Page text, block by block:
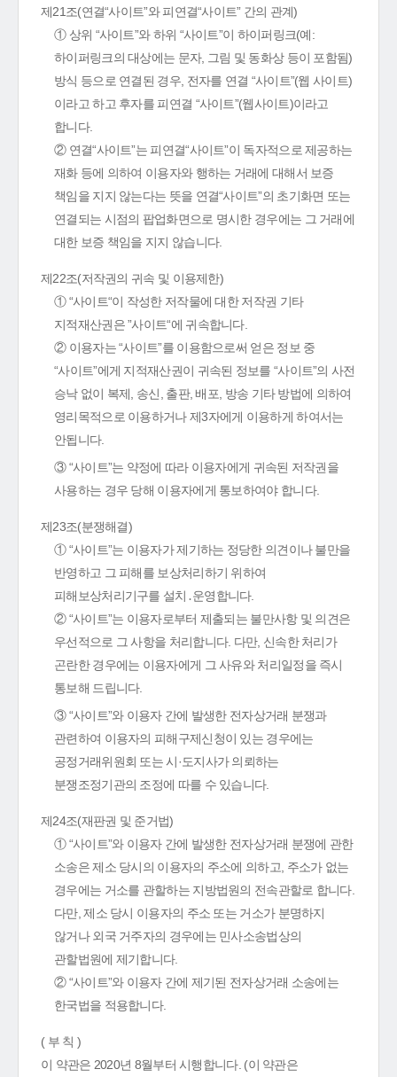
제21조(연결“사이트”와 피연결“사이트” 간의 관계)
① 상위 “사이트”와 하위 “사이트”이 하이퍼링크(예:
하이퍼링크의 대상에는 문자, 그림 및 동화상 등이 포함됨)
방식 등으로 연결된 경우, 전자를 연결 “사이트”(웹 사이트)
이라고 하고 후자를 피연결 “사이트”(웹사이트)이라고
합니다.
② 연결“사이트”는 피연결“사이트”이 독자적으로 제공하는
재화 등에 의하여 이용자와 행하는 거래에 대해서 보증
책임을 지지 않는다는 뜻을 연결“사이트”의 초기화면 또는
연결되는 시점의 팝업화면으로 명시한 경우에는 그 거래에
대한 보증 책임을 지지 않습니다.
제22조(저작권의 귀속 및 이용제한)
① “사이트“이 작성한 저작물에 대한 저작권 기타
지적재산권은 ”사이트“에 귀속합니다.
② 이용자는 “사이트”를 이용함으로써 얻은 정보 중
“사이트”에게 지적재산권이 귀속된 정보를 “사이트”의 사전
승낙 없이 복제, 송신, 출판, 배포, 방송 기타 방법에 의하여
영리목적으로 이용하거나 제3자에게 이용하게 하여서는
안됩니다.
③ “사이트”는 약정에 따라 이용자에게 귀속된 저작권을
사용하는 경우 당해 이용자에게 통보하여야 합니다.
제23조(분쟁해결)
① “사이트”는 이용자가 제기하는 정당한 의견이나 불만을
반영하고 그 피해를 보상처리하기 위하여
피해보상처리기구를 설치․운영합니다.
② “사이트”는 이용자로부터 제출되는 불만사항 및 의견은
우선적으로 그 사항을 처리합니다. 다만, 신속한 처리가
곤란한 경우에는 이용자에게 그 사유와 처리일정을 즉시
통보해 드립니다.
③ “사이트”와 이용자 간에 발생한 전자상거래 분쟁과
관련하여 이용자의 피해구제신청이 있는 경우에는
공정거래위원회 또는 시·도지사가 의뢰하는
분쟁조정기관의 조정에 따를 수 있습니다.
제24조(재판권 및 준거법)
① “사이트”와 이용자 간에 발생한 전자상거래 분쟁에 관한
소송은 제소 당시의 이용자의 주소에 의하고, 주소가 없는
경우에는 거소를 관할하는 지방법원의 전속관할로 합니다.
다만, 제소 당시 이용자의 주소 또는 거소가 분명하지
않거나 외국 거주자의 경우에는 민사소송법상의
관할법원에 제기합니다.
② “사이트”와 이용자 간에 제기된 전자상거래 소송에는
한국법을 적용합니다.
( 부 칙 )
이 약관은 2020년 8월부터 시행합니다. (이 약관은